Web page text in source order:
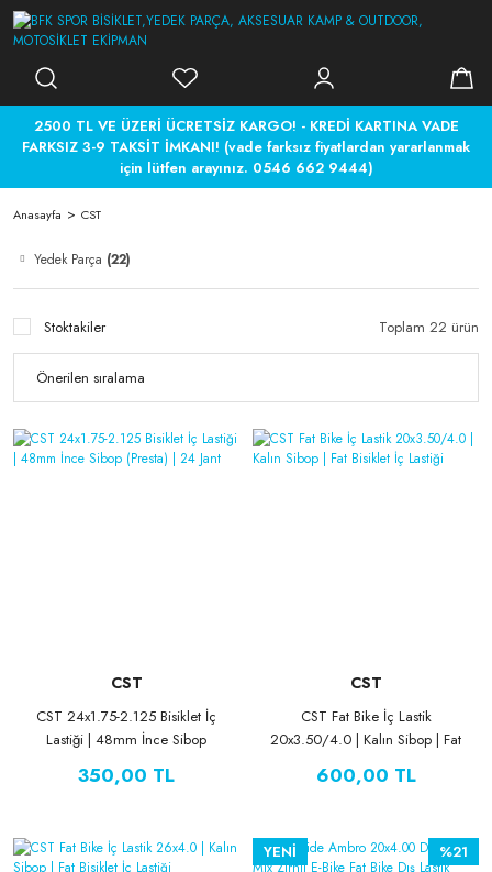
2500 TL VE ÜZERİ ÜCRETSİZ KARGO! - KREDİ KARTINA VADE
FARKSIZ 3-9 TAKSİT İMKANI! (vade farksız fiyatlardan yararlanmak
için lütfen arayınız. 0546 662 9444)
Anasayfa CST
Yedek Parça (22)
Stoktakiler Toplam 22 ürün
CST
CST 24x1.75-2.125 Bisiklet İç
Lastiği | 48mm İnce Sibop
350,00 TL
CST
CST Fat Bike İç Lastik
20x3.50/4.0 | Kalın Sibop | Fat
600,00 TL
%21
YENİ